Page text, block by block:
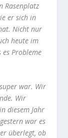
Rasenplatz
er sich in
Nicht nur
heute im
es Probleme
war. Wir
Wir
diesem Jahr
war es
überlegt, ob